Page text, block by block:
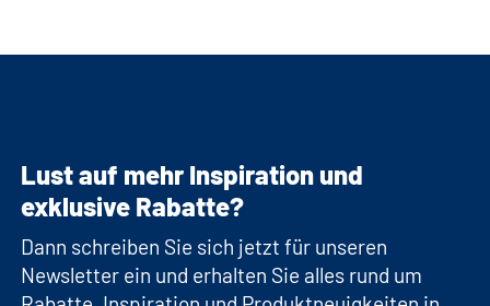
Lust auf mehr Inspiration und
exklusive Rabatte?
Dann schreiben Sie sich jetzt für unseren
Newsletter ein und erhalten Sie alles rund um